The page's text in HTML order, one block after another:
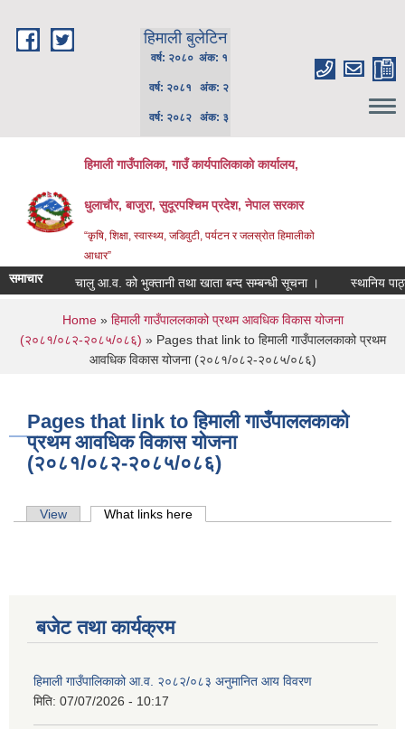
हिमाली बुलेटिन
वर्ष: २०८० अंक: १
वर्ष: २०८१ अंक: २
वर्ष: २०८२ अंक: ३
हिमाली गाउँपालिका, गाउँ कार्यपालिकाकाे कार्यालय,
धुलाचौर, बाजुरा, सुदूरपश्चिम प्रदेश, नेपाल सरकार
“कृषि, शिक्षा, स्वास्थ्य, जडिवुटी, पर्यटन र जलस्रोत हिमालीको
आधार”
समाचार चालु आ.व. को भुक्तानी तथा खाता बन्द सम्बन्धी सूचना । स्थानिय
You are here
Home» हिमाली गाउँपाललकाको प्रथम आवधिक विकास योजना
(२०८१/०८२-२०८५/०८६) » Pages that link to हिमाली गाउँपाललकाको प्रथम
आवधिक विकास योजना (२०८१/०८२-२०८५/०८६)
Pages that link to हिमाली गाउँपाललकाको
प्रथम आवधिक विकास योजना
(२०८१/०८२-२०८५/०८६)
Primary tabs
View What links here
बजेट तथा कार्यक्रम
हिमाली गाउँपालिकाको आ.व. २०८२/०८३ अनुमानित आय विवरण
मिति: 07/07/2026 - 10:17